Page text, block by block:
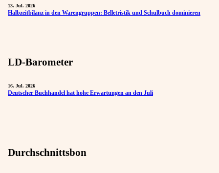
13. Jul. 2026
Halbzeitbilanz in den Warengruppen: Belletristik und Schulbuch dominieren
LD-Barometer
16. Jul. 2026
Deutscher Buchhandel hat hohe Erwartungen an den Juli
Durchschnittsbon